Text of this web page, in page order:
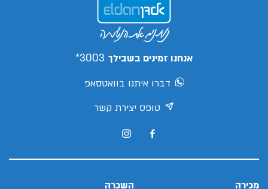
אנחנו זמינים בשבילך 3003*
דברו איתנו בוואטסאפ
טופס יצירת קשר
מכירה השכרה